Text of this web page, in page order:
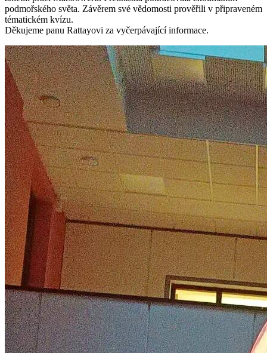
podmořského světa. Závěrem své vědomosti prověřili v připraveném
tématickém kvízu.
Děkujeme panu Rattayovi za vyčerpávající informace.